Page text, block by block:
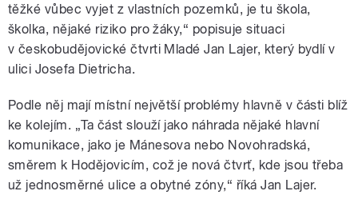
těžké vůbec vyjet z vlastních pozemků, je tu škola,
školka, nějaké riziko pro žáky,“ popisuje situaci
v českobudějovické čtvrti Mladé Jan Lajer, který bydlí v
ulici Josefa Dietricha.
Podle něj mají místní největší problémy hlavně v části blíž
ke kolejím. „Ta část slouží jako náhrada nějaké hlavní
komunikace, jako je Mánesova nebo Novohradská,
směrem k Hodějovicím, což je nová čtvrť, kde jsou třeba
už jednosměrné ulice a obytné zóny,“ říká Jan Lajer.